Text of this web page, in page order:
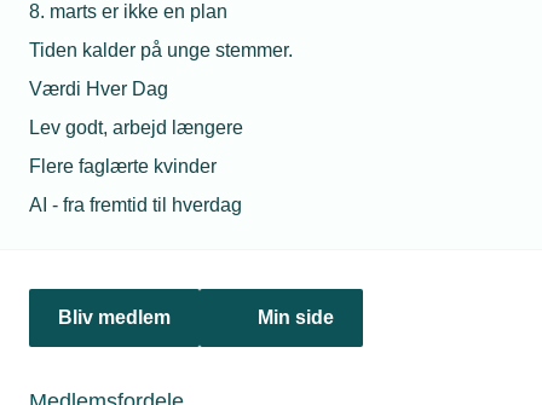
8. marts er ikke en plan
Tiden kalder på unge stemmer.
Værdi Hver Dag
Lev godt, arbejd længere
Flere faglærte kvinder
AI - fra fremtid til hverdag
Bliv medlem Min side
Politik & analyse
jura@tekniq.dk
tekniq@tekniq.dk